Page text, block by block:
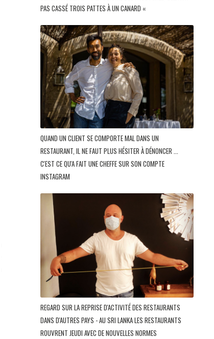
PAS CASSÉ TROIS PATTES À UN CANARD «
QUAND UN CLIENT SE COMPORTE MAL DANS UN
RESTAURANT, IL NE FAUT PLUS HÉSITER À DÉNONCER ...
C'EST CE QU'A FAIT UNE CHEFFE SUR SON COMPTE
INSTAGRAM
REGARD SUR LA REPRISE D'ACTIVITÉ DES RESTAURANTS
DANS D'AUTRES PAYS - AU SRI LANKA LES RESTAURANTS
ROUVRENT JEUDI AVEC DE NOUVELLES NORMES